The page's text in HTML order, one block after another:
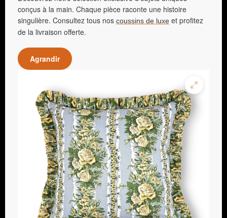
conçus à la main. Chaque pièce raconte une histoire
singulière. Consultez tous nos coussins de luxe et profitez
de la livraison offerte.
Agrandir